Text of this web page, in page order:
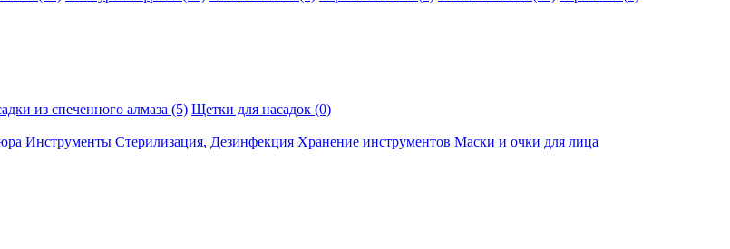
из спеченного алмаза (5) Щетки для насадок (0)
Инструменты Стерилизация, Дезинфекция Хранение инструментов Маски и очки для лица